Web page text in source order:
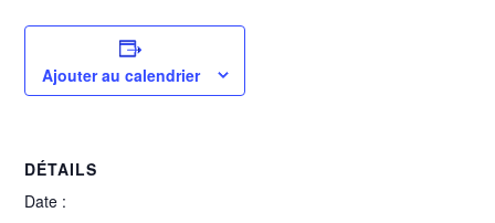
Ajouter au calendrier
DÉTAILS
Date :